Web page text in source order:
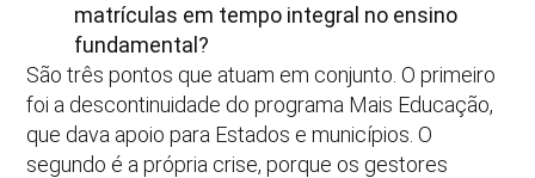
matrículas em tempo integral no ensino
fundamental?
São três pontos que atuam em conjunto. O primeiro
foi a descontinuidade do programa Mais Educação,
que dava apoio para Estados e municípios. O
segundo é a própria crise, porque os gestores